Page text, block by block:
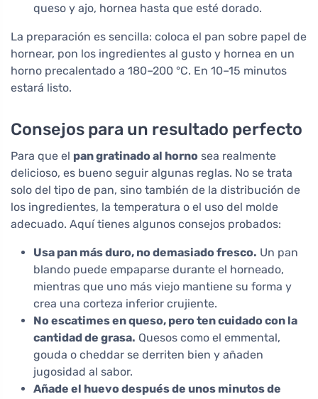
queso y ajo, hornea hasta que esté dorado.
La preparación es sencilla: coloca el pan sobre papel de
hornear, pon los ingredientes al gusto y hornea en un
horno precalentado a 180–200 °C. En 10–15 minutos
estará listo.
Consejos para un resultado perfecto
Para que el pan gratinado al horno sea realmente
delicioso, es bueno seguir algunas reglas. No se trata
solo del tipo de pan, sino también de la distribución de
los ingredientes, la temperatura o el uso del molde
adecuado. Aquí tienes algunos consejos probados:
Usa pan más duro, no demasiado fresco. Un pan
blando puede empaparse durante el horneado,
mientras que uno más viejo mantiene su forma y
crea una corteza inferior crujiente.
No escatimes en queso, pero ten cuidado con la
cantidad de grasa. Quesos como el emmental,
gouda o cheddar se derriten bien y añaden
jugosidad al sabor.
Añade el huevo después de unos minutos de